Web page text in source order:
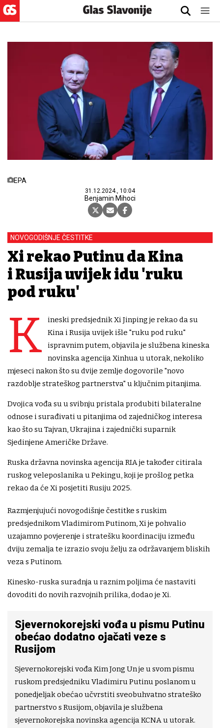
EPA
31.12.2024., 10:04
Benjamin Mihoci
NOVOGODIŠNJE ČESTITKE
Xi rekao Putinu da Kina
i Rusija uvijek idu 'ruku
pod ruku'
K
ineski predsjednik Xi Jinping je rekao da su
Kina i Rusija uvijek išle "ruku pod ruku"
ispravnim putem, objavila je službena kineska
novinska agencija Xinhua u utorak, nekoliko
mjeseci nakon što su dvije zemlje dogovorile "novo
razdoblje strateškog partnerstva" u ključnim pitanjima.
Dvojica vođa su u svibnju pristala produbiti bilateralne
odnose i surađivati u pitanjima od zajedničkog interesa
kao što su Tajvan, Ukrajina i zajednički suparnik
Sjedinjene Američke Države.
Ruska državna novinska agencija RIA je također citirala
ruskog veleposlanika u Pekingu, koji je prošlog petka
rekao da će Xi posjetiti Rusiju 2025.
Razmjenjujući novogodišnje čestitke s ruskim
predsjednikom Vladimirom Putinom, Xi je pohvalio
uzajamno povjerenje i stratešku koordinaciju između
dviju zemalja te izrazio svoju želju za održavanjem bliskih
veza s Putinom.
Kinesko-ruska suradnja u raznim poljima će nastaviti
dovoditi do novih razvojnih prilika, dodao je Xi.
Sjevernokorejski vođa u pismu Putinu
obećao dodatno ojačati veze s
Rusijom
Sjevernokorejski vođa Kim Jong Un je u svom pismu
ruskom predsjedniku Vladimiru Putinu poslanom u
ponedjeljak obećao učvrstiti sveobuhvatno strateško
partnerstvo s Rusijom, objavila je službena
sjevernokorejska novinska agencija KCNA u utorak.